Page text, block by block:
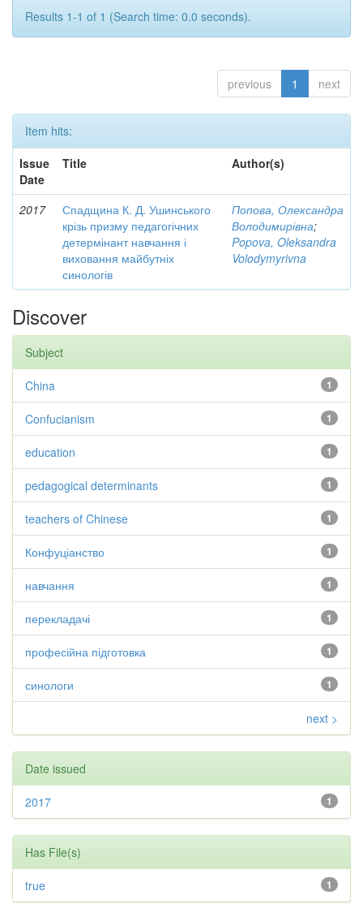
Results 1-1 of 1 (Search time: 0.0 seconds).
previous 1 next
Item hits:
Issue
Date
Title Author(s)
2017
Спадщина К. Д. Ушинського
крізь призму педагогічних
детермінант навчання і
виховання майбутніх
синологів
Попова, Олександра
Володимирівна;
Popova, Oleksandra
Volodymyrivna
Discover
Subject
1
China
1
Confucianism
1
education
1
pedagogical determinants
1
teachers of Chinese
1
Конфуціанство
1
навчання
1
перекладачі
1
професійна підготовка
1
синологи
next >
Date issued
1
2017
Has File(s)
1
true